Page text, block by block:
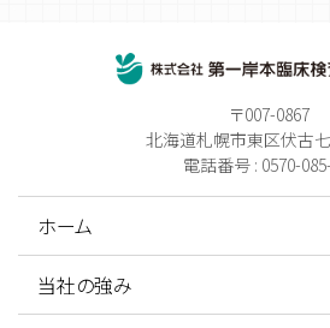
〒007-0867
北海道札幌市東区伏古
電話番号 : 0570-
ホーム
当社の強み